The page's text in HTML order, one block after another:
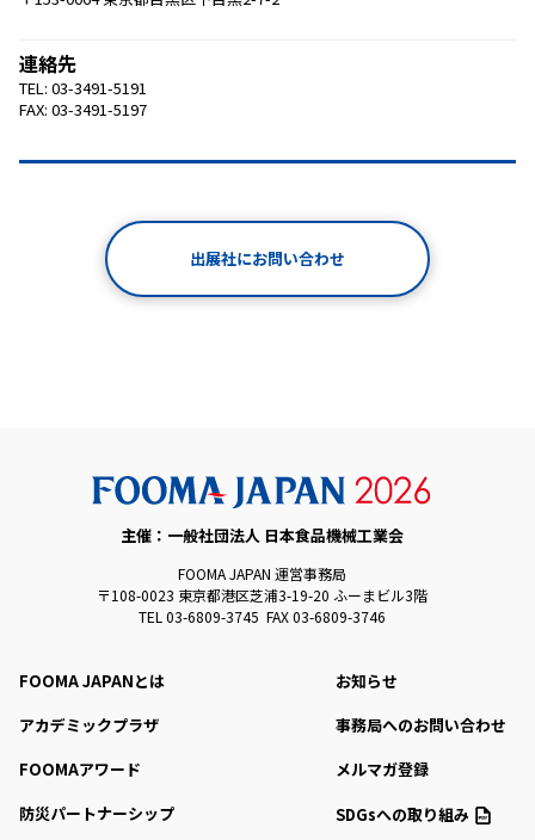
連絡先
TEL: 03-3491-5191
FAX: 03-3491-5197
出展社にお問い合わせ
主催：一般社団法人 日本食品機械工業会
FOOMA JAPAN 運営事務局
〒108-0023 東京都港区芝浦3-19-20 ふーまビル3階
TEL 03-6809-3745 FAX 03-6809-3746
FOOMA JAPANとは
アカデミックプラザ
FOOMAアワード
防災パートナーシップ
お知らせ
事務局へのお問い合わせ
メルマガ登録
SDGsへの取り組み